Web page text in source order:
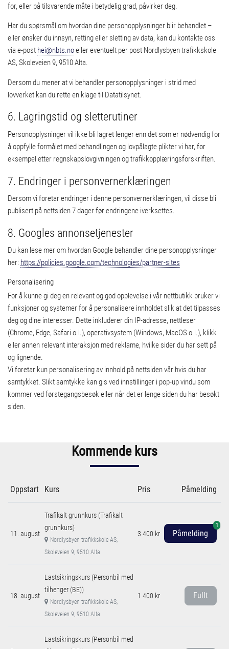
for, eller på tilsvarende måte i betydelig grad, påvirker deg.
Har du spørsmål om hvordan dine personopplysninger blir behandlet –
eller ønsker du innsyn, retting eller sletting av data, kan du kontakte oss
via e-post hei@nbts.noeller eventuelt per post Nordlysbyen trafikkskole
AS, Skoleveien 9, 9510 Alta.
Dersom du mener at vi behandler personopplysninger i strid med
lovverket kan du rette en klage til Datatilsynet.
6. Lagringstid og sletterutiner
Personopplysninger vil ikke bli lagret lenger enn det som er nødvendig for
å oppfylle formålet med behandlingen og lovpålagte plikter vi har, for
eksempel etter regnskapslovgivningen og trafikkopplæringsforskriften.
7. Endringer i personvernerklæringen
Dersom vi foretar endringer i denne personvernerklæringen, vil disse bli
publisert på nettsiden 7 dager før endringene iverksettes.
8. Googles annonsetjenester
Du kan lese mer om hvordan Google behandler dine personopplysninger
her: https://policies.google.com/technologies/partner-sites
Personalisering
For å kunne gi deg en relevant og god opplevelse i vår nettbutikk bruker vi
funksjoner og systemer for å personalisere innholdet slik at det tilpasses
deg og dine interesser. Dette inkluderer din IP-adresse, nettleser
(Chrome, Edge, Safari o.l.), operativsystem (Windows, MacOS o.l.), klikk
eller annen relevant interaksjon med reklame, hvilke sider du har sett på
og lignende.
Vi foretar kun personalisering av innhold på nettsiden vår hvis du har
samtykket. Slikt samtykke kan gis ved innstillinger i pop-up vindu som
kommer ved førstegangsbesøk eller når det er lenge siden du har besøkt
siden.
Kommende kurs
Oppstart Kurs Pris Påmelding
11. august
Trafikalt grunnkurs (Trafikalt
grunnkurs)
Nordlysbyen trafikkskole AS,
Skoleveien 9, 9510 Alta
3 400 kr Påmelding
1
18. august
Lastsikringskurs (Personbil med
tilhenger (BE))
Nordlysbyen trafikkskole AS,
Skoleveien 9, 9510 Alta
1 400 kr Fullt
Lastsikringskurs (Personbil med